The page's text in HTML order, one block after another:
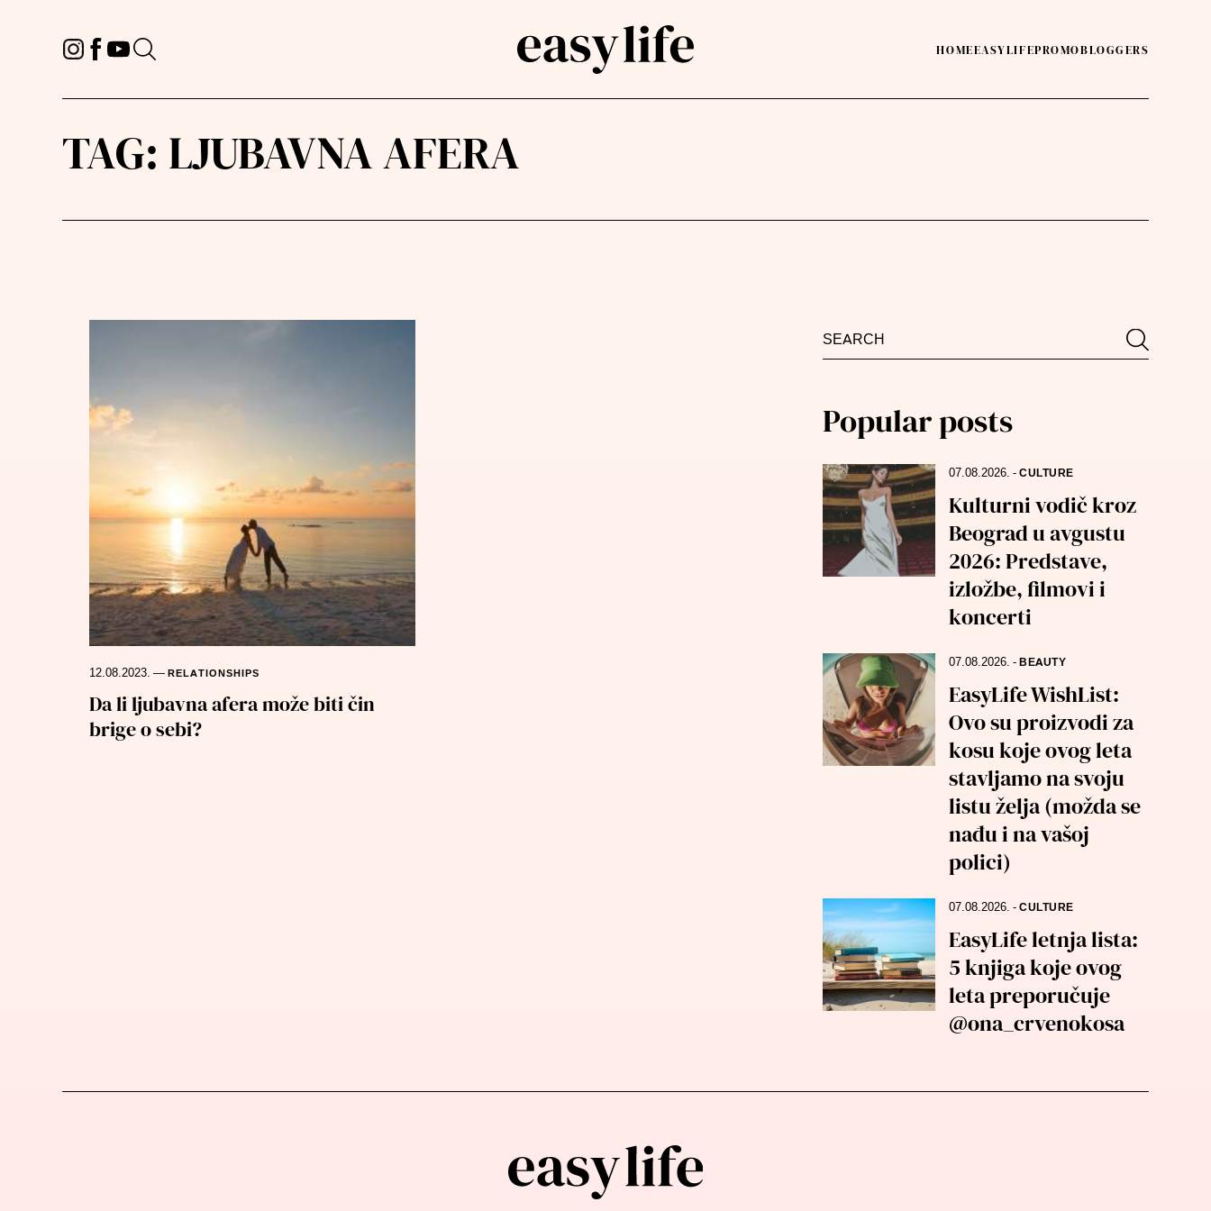
HOMEEASYLIFEPROMOBLOGGERS
TAG: LJUBAVNA AFERA
12.08.2023. — RELATIONSHIPS
Da li ljubavna afera može biti čin
brige o sebi?
Search
Search
Popular posts
07.08.2026.-CULTURE
Kulturni vodič kroz
Beograd u avgustu
2026: Predstave,
izložbe, filmovi i
koncerti
07.08.2026.-BEAUTY
EasyLife WishList:
Ovo su proizvodi za
kosu koje ovog leta
stavljamo na svoju
listu želja (možda se
nađu i na vašoj
polici)
07.08.2026.-CULTURE
EasyLife letnja lista:
5 knjiga koje ovog
leta preporučuje
@ona_crvenokosa